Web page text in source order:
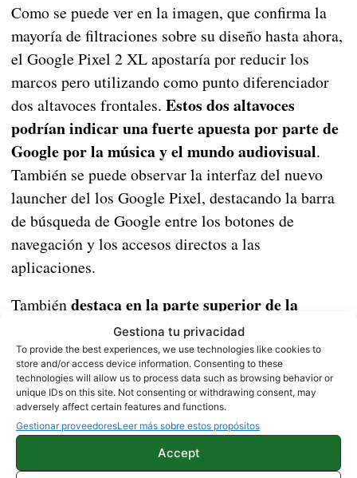
Gestiona tu privacidad
To provide the best experiences, we use technologies like cookies to
store and/or access device information. Consenting to these
technologies will allow us to process data such as browsing behavior or
unique IDs on this site. Not consenting or withdrawing consent, may
adversely affect certain features and functions.
Gestionar proveedoresLeer más sobre estos propósitos
Accept
Como se puede ver en la imagen, que confirma la
mayoría de filtraciones sobre su diseño hasta ahora,
el Google Pixel 2 XL apostaría por reducir los
marcos pero utilizando como punto diferenciador
dos altavoces frontales. Estos dos altavoces
podrían indicar una fuerte apuesta por parte de
Google por la música y el mundo audiovisual.
También se puede observar la interfaz del nuevo
launcher del los Google Pixel, destacando la barra
de búsqueda de Google entre los botones de
navegación y los accesos directos a las
aplicaciones.
Tambiéndestaca en la parte superior de la
interfaz, a modo de widget suponemos, una
notificación de recordatorio del calendario.Esto
puede dar una pista sobre algún tipo de widget
nuevo integrado con Google Assistant. Ahora solo
nos falta esperar a la presentación de este miércoles
para poder apreciar en detalle al nuevo Google
Pixel 2 XL.